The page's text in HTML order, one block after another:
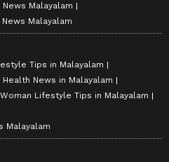
News Malayalam
Malayalam
Tips in Malayalam
Health News in Malayalam
Woman Lifestyle Tips in Malayalam
Malayalam